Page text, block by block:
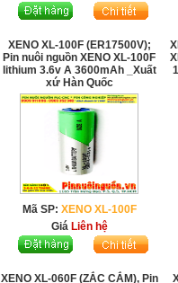
XENO XL-100F (ER17500V);
Pin nuôi nguồn XENO XL-100F
lithium 3.6v A 3600mAh _Xuất
xứ Hàn Quốc
Mã SP: XENO XL-100F
Giá Liên hệ
XENO XL-060F (ZẮC CẮM), Pin